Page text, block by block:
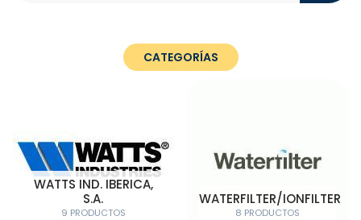
CATEGORÍAS
WATTS IND. IBERICA,
S.A.
9 PRODUCTOS
WATERFILTER/IONFILTER
8 PRODUCTOS